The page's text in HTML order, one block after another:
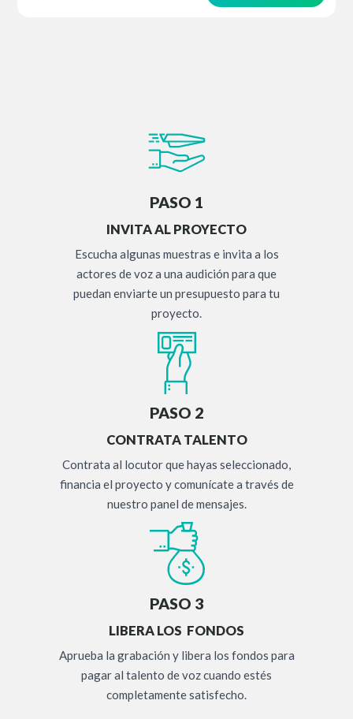
PASO 1
INVITA AL PROYECTO
Escucha algunas muestras e invita a los
actores de voz a una audición para que
puedan enviarte un presupuesto para tu
proyecto.
PASO 2
CONTRATA TALENTO
Contrata al locutor que hayas seleccionado,
financia el proyecto y comunícate a través de
nuestro panel de mensajes.
PASO 3
LIBERA LOS FONDOS
Aprueba la grabación y libera los fondos para
pagar al talento de voz cuando estés
completamente satisfecho.